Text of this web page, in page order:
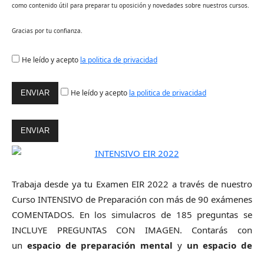
como contenido útil para preparar tu oposición y novedades sobre nuestros cursos.
Gracias por tu confianza.
He leído y acepto la politica de privacidad
He leído y acepto la politica de privacidad
Trabaja desde ya tu Examen EIR 2022 a través de nuestro
Curso INTENSIVO de Preparación con más de 90 exámenes
COMENTADOS. En los simulacros de 185 preguntas se
INCLUYE PREGUNTAS CON IMAGEN. Contarás con
un espacio de preparación mental y un espacio de